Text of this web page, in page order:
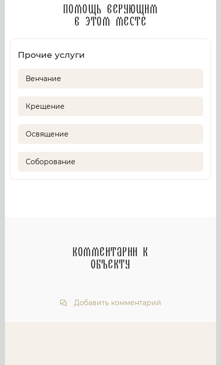
Помощь верующим
в этом месте
Прочие услуги
Венчание
Крещение
Освящение
Соборование
Комментарии к
объекту
Добавить комментарий